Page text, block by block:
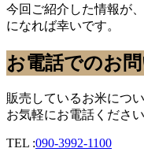
今回ご紹介した情報が
になれば幸いです。
お電話でのお
販売しているお米につ
お気軽にお電話ください
TEL :090-3992-1100